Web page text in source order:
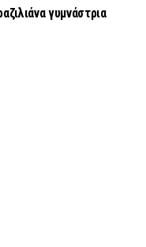
γυμνάστρια